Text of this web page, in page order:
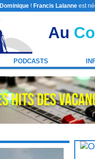
Dominique ! Francis Lalanne est
Au
PODCASTS